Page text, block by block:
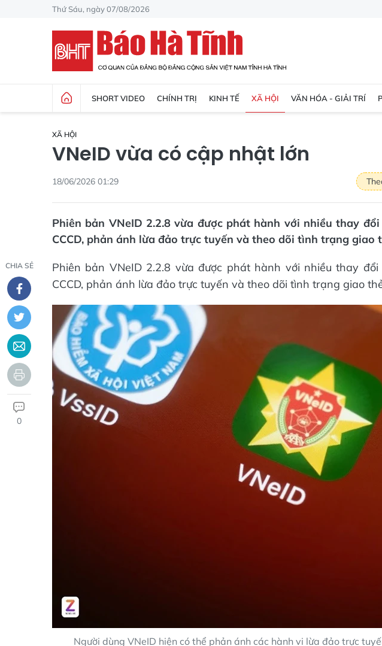
Thứ Sáu, ngày 07/08/2026
SHORT VIDEO CHÍNH TRỊ KINH TẾ XÃ HỘI VĂN HÓA - GIẢI TRÍ
XÃ HỘI
VNeID vừa có cập nhật lớn
18/06/2026 01:29
Phiên bản VNeID 2.2.8 vừa được phát hành với nhiều thay
CCCD, phản ánh lừa đảo trực tuyến và theo dõi tình trạng giao
CHIA SẺ
0
Phiên bản VNeID 2.2.8 vừa được phát hành với nhiều thay
CCCD, phản ánh lừa đảo trực tuyến và theo dõi tình trạng giao
Người dùng VNeID hiện có thể phản ánh các hành vi lừa đảo trực